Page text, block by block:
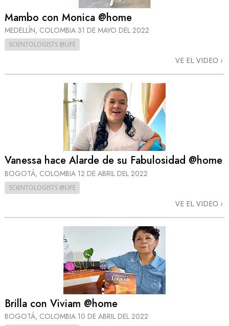
Mambo con Monica @home
MEDELLÍN, COLOMBIA 31 DE MAYO DEL 2022
SCIENTOLOGISTS @LIFE
VE EL VIDEO
Vanessa hace Alarde de su Fabulosidad @home
BOGOTÁ, COLOMBIA 12 DE ABRIL DEL 2022
SCIENTOLOGISTS @LIFE
VE EL VIDEO
Brilla con Viviam @home
BOGOTÁ, COLOMBIA 10 DE ABRIL DEL 2022